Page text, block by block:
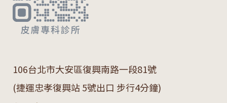
106台北市大安區復興南路一段81號
(捷運忠孝復興站 5號出口 步行4分鐘)